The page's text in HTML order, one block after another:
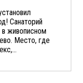
Санаторий
в живописном
Место, где